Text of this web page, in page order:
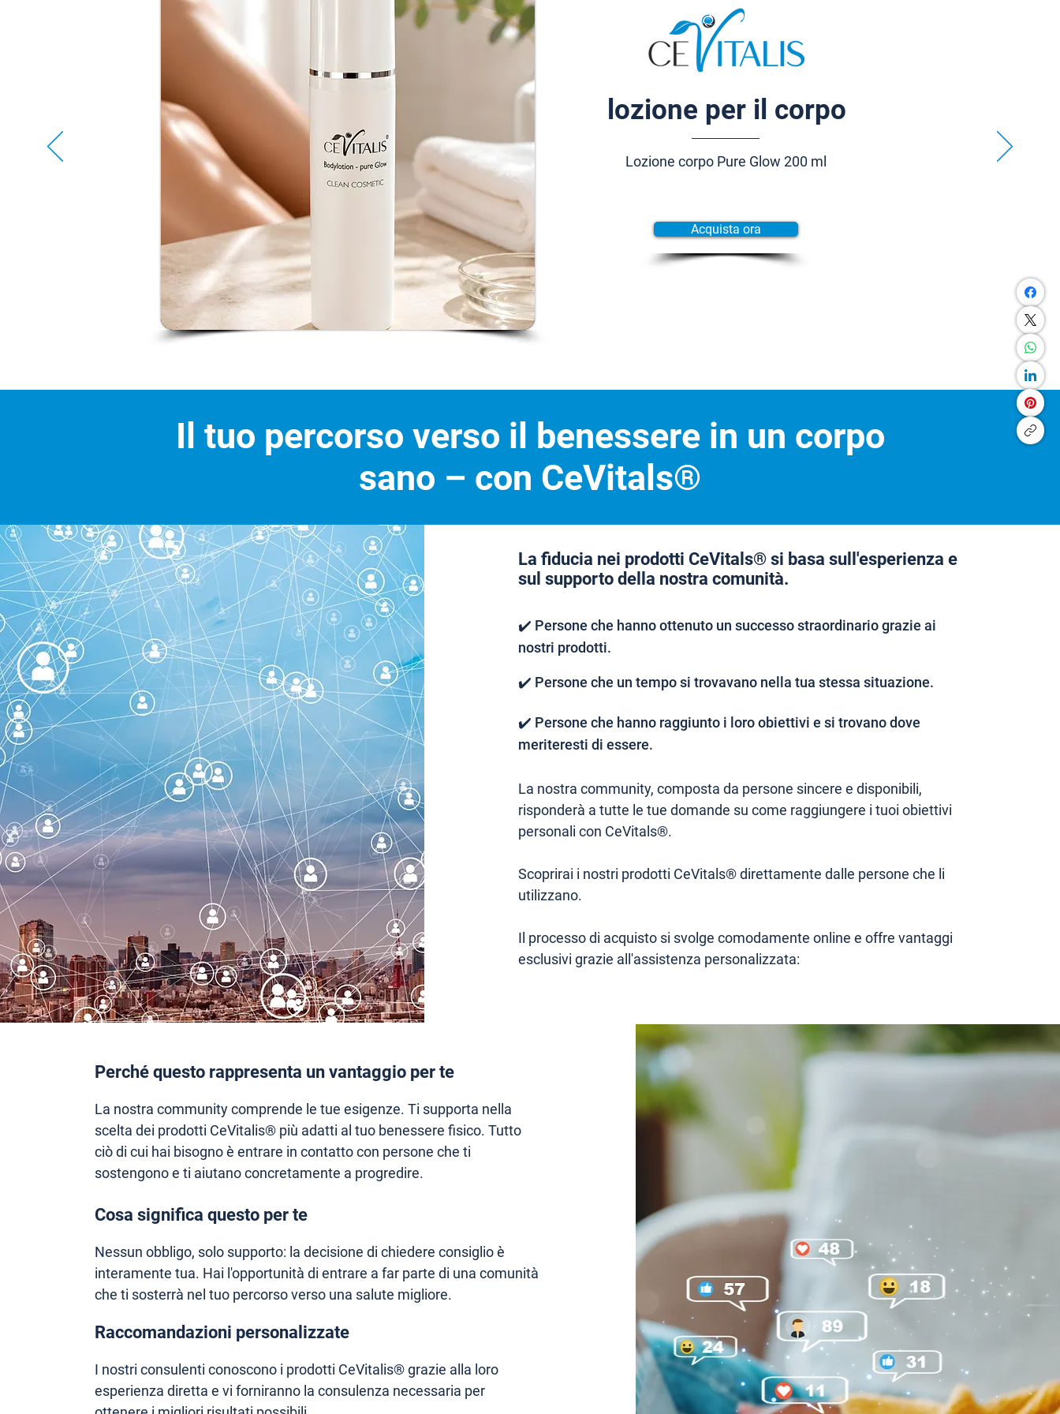
lozione per il corpo
Lozione corpo Pure Glow 200 ml
Acquista ora
Il tuo percorso verso il benessere in un corpo
sano – con CeVitals®
La fiducia nei prodotti CeVitals® si basa sull'esperienza e
sul supporto della nostra comunità.
✔️ Persone che hanno ottenuto un successo straordinario grazie ai
nostri prodotti.
✔️ Persone che un tempo si trovavano nella tua stessa situazione.
✔️ Persone che hanno raggiunto i loro obiettivi e si trovano dove
meriteresti di essere.
La nostra community, composta da persone sincere e disponibili,
risponderà a tutte le tue domande su come raggiungere i tuoi obiettivi
personali con CeVitals®.
Scoprirai i nostri prodotti CeVitals® direttamente dalle persone che li
utilizzano.
Il processo di acquisto si svolge comodamente online e offre vantaggi
esclusivi grazie all'assistenza personalizzata:
Perché questo rappresenta un vantaggio per te
La nostra community comprende le tue esigenze. Ti supporta nella
scelta dei prodotti CeVitalis® più adatti al tuo benessere fisico. Tutto
ciò di cui hai bisogno è entrare in contatto con persone che ti
sostengono e ti aiutano concretamente a progredire.
Cosa significa questo per te
Nessun obbligo, solo supporto: la decisione di chiedere consiglio è
interamente tua. Hai l'opportunità di entrare a far parte di una comunità
che ti sosterrà nel tuo percorso verso una salute migliore.
Raccomandazioni personalizzate
I nostri consulenti conoscono i prodotti CeVitalis® grazie alla loro
esperienza diretta e vi forniranno la consulenza necessaria per